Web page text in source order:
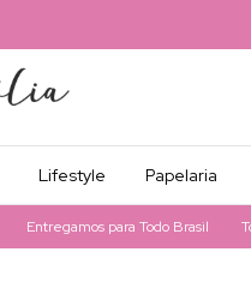
Lifestyle Papelaria
Entregamos para Todo Brasil